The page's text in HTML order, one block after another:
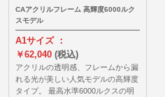
CAアクリルフレーム 高輝度6000ルク
スモデル
A1サイズ ：
￥62,040 (税込)
アクリルの透明感、フレームから漏
れる光が美しい人気モデルの高輝度
タイプ。 最高水準6000ルクスの明